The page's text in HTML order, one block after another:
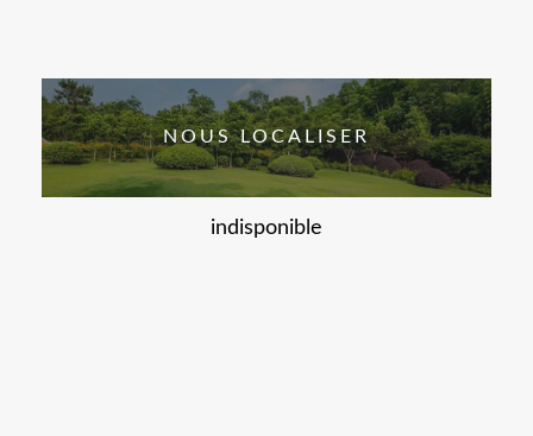
NOUS LOCALISER
indisponible